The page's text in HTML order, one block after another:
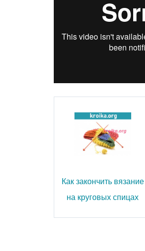
Как закончить вязание
на круговых спицах